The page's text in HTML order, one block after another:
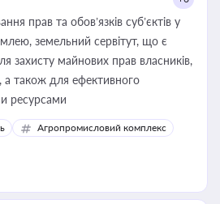
прав та обов’язків суб’єктів у
земельний сервітут, що є
захисту майнових прав власників,
а також для ефективного
ресурсами
Агропромисловий комплекс